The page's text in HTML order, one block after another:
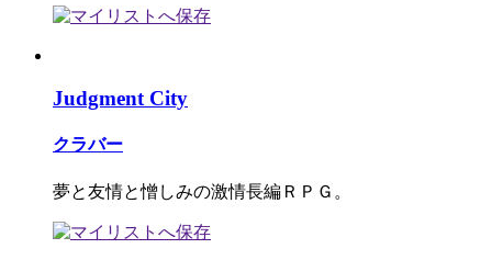
Judgment City
クラバー
夢と友情と憎しみの激情長編ＲＰＧ。